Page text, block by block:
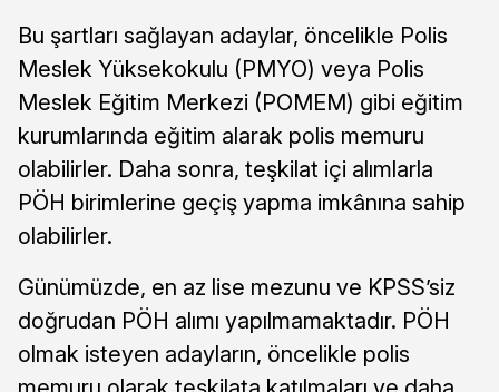
Bu şartları sağlayan adaylar, öncelikle Polis
Meslek Yüksekokulu (PMYO) veya Polis
Meslek Eğitim Merkezi (POMEM) gibi eğitim
kurumlarında eğitim alarak polis memuru
olabilirler. Daha sonra, teşkilat içi alımlarla
PÖH birimlerine geçiş yapma imkânına sahip
olabilirler.
Günümüzde, en az lise mezunu ve KPSS’siz
doğrudan PÖH alımı yapılmamaktadır. PÖH
olmak isteyen adayların, öncelikle polis